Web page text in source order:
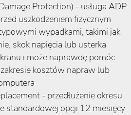
Protection) - usługa ADP
uszkodzeniem fizycznym
wypadkami, takimi jak
skok napięcia lub usterka
i może naprawdę pomóc
kosztów napraw lub
- przedłużenie okresu
standardowej opcji 12 miesięcy